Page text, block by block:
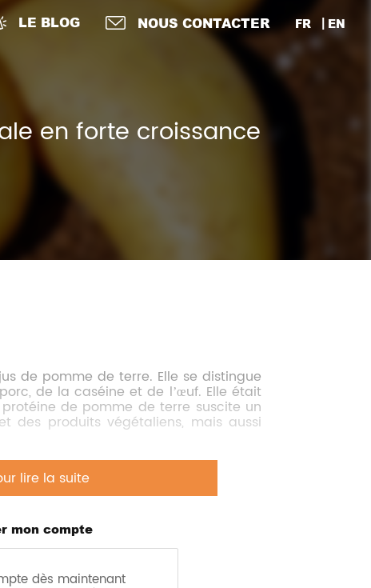
LE BLOG NOUS CONTACTER FR EN
en forte croissance
lire la suite
mon compte
dès maintenant
de pomme de terre. Elle se distingue
de la caséine et de l’œuf. Elle était
de pomme de terre suscite un
des produits végétaliens, mais aussi
et 2030 selon la société d’études de
pas encore au niveau de la
actifdû à sacomposition équilibrée